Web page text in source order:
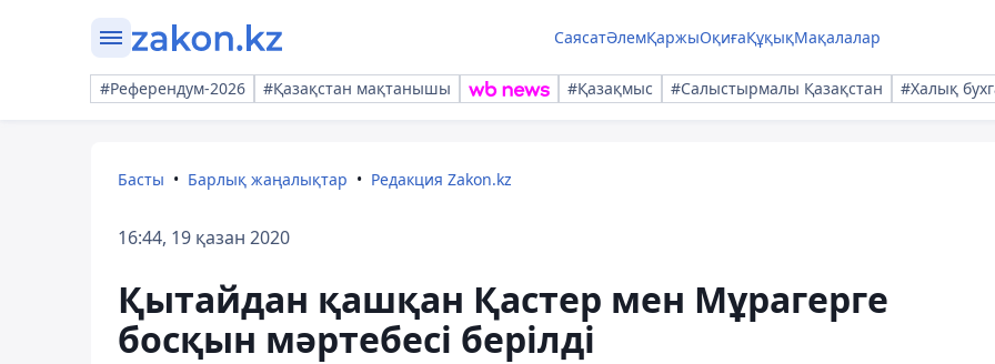
СаясатӘлемҚаржыОқиғаҚұқықМақалалар
#Референдум-2026 #Қазақстан мақтанышы #Қазақмыс #Салыстырмалы Қазақстан #Халық
Басты Барлық жаңалықтар Редакция Zakon.kz
16:44, 19 қазан 2020
Қытайдан қашқан Қастер мен Мұрагерге
босқын мәртебесі берілді